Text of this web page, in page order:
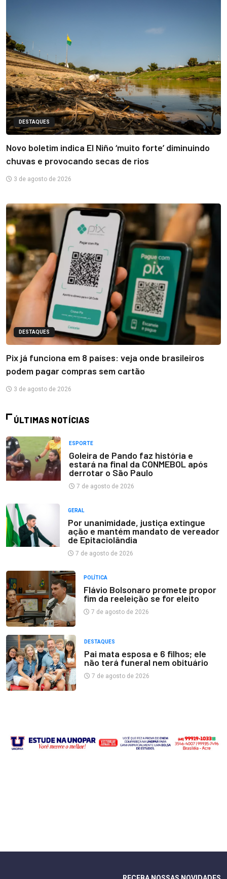
DESTAQUES
Novo boletim indica El Niño ‘muito forte’ diminuindo
chuvas e provocando secas de rios
3 de agosto de 2026
DESTAQUES
Pix já funciona em 8 países: veja onde brasileiros
podem pagar compras sem cartão
3 de agosto de 2026
ÚLTIMAS NOTÍCIAS
ESPORTE
Goleira de Pando faz história e
estará na final da CONMEBOL após
derrotar o São Paulo
7 de agosto de 2026
GERAL
Por unanimidade, justiça extingue
ação e mantém mandato de vereador
de Epitaciolândia
7 de agosto de 2026
POLÍTICA
Flávio Bolsonaro promete propor
fim da reeleição se for eleito
7 de agosto de 2026
DESTAQUES
Pai mata esposa e 6 filhos; ele
não terá funeral nem obituário
7 de agosto de 2026